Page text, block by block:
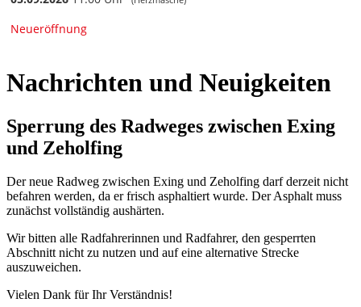
Nachrichten und Neuigkeiten
Sperrung des Radweges zwischen Exing
und Zeholfing
Der neue Radweg zwischen Exing und Zeholfing darf derzeit nicht
befahren werden, da er frisch asphaltiert wurde. Der Asphalt muss
zunächst vollständig aushärten.
Wir bitten alle Radfahrerinnen und Radfahrer, den gesperrten
Abschnitt nicht zu nutzen und auf eine alternative Strecke
auszuweichen.
Vielen Dank für Ihr Verständnis!